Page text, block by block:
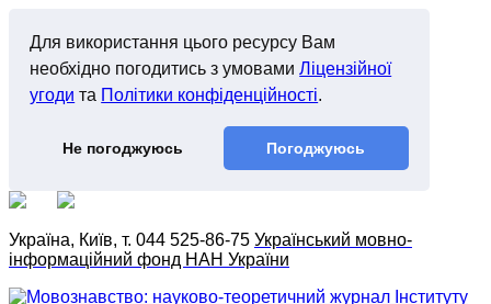
Для використання цього ресурсу Вам
необхідно погодитись з умовамиЛіцензійної
угоди та Політики конфіденційності.
Не погоджуюсь Погоджуюсь
Україна, Київ, т. 044 525-86-75 Український мовно-
інформаційний фонд НАН України